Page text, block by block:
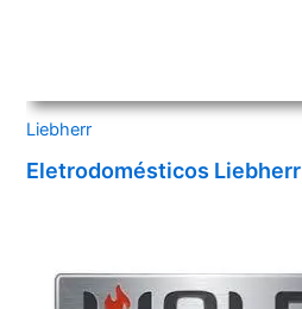
Liebherr
Eletrodomésticos Liebherr